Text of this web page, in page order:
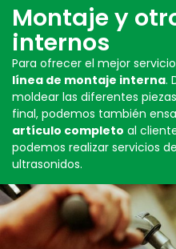
Montaje y
internos
Para ofrecer el mejor
línea de montaje interna.
moldear las diferentes
final, podemos también
artículo completo al
podemos realizar servicios
ultrasonidos.